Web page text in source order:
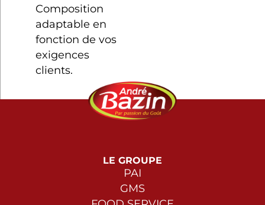
Composition
adaptable en
fonction de vos
exigences
clients.
LE GROUPE
PAI
GMS